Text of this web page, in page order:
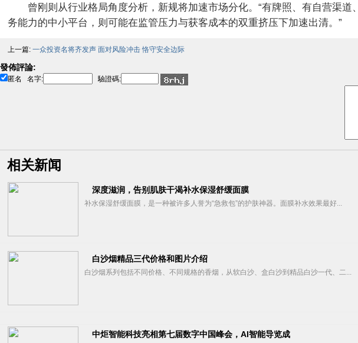
曾刚则从行业格局角度分析，新规将加速市场分化。“有牌照、有自营渠
务能力的中小平台，则可能在监管压力与获客成本的双重挤压下加速出清。”
上一篇: 一众投资名将齐发声 面对风险冲击 恪守安全边际
發佈評論:
匿名 名字: 驗證碼:
相关新闻
深度滋润，告别肌肤干渴补水保湿舒缓面膜
补水保湿舒缓面膜，是一种被许多人誉为“急救包”的护肤神器。面膜补水效果最好...
白沙烟精品三代价格和图片介绍
白沙烟系列包括不同价格、不同规格的香烟，从软白沙、盒白沙到精品白沙一代、二...
中炬智能科技亮相第七届数字中国峰会，AI智能导览成